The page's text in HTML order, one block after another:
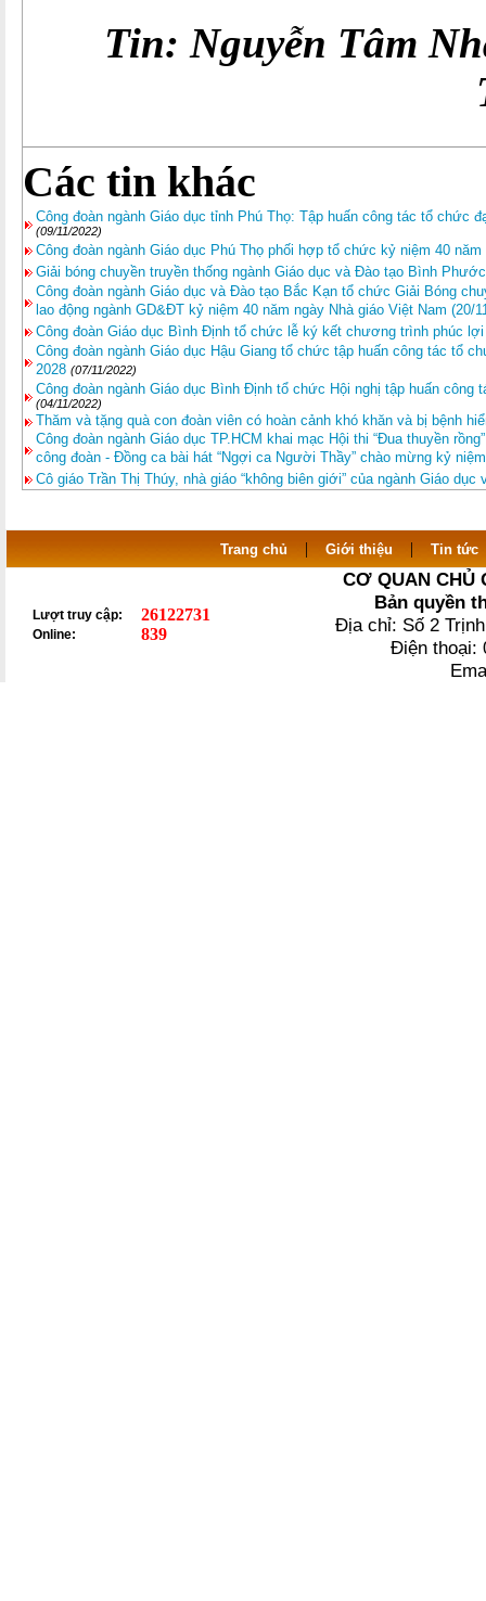
Tin: Nguyễn Tâm
Các tin khác
Công đoàn ngành Giáo dục tỉnh Phú Thọ: Tập huấn công tác tổ chức
(09/11/2022)
Công đoàn ngành Giáo dục Phú Thọ phối hợp tổ chức kỷ niệm 40
Giải bóng chuyền truyền thống ngành Giáo dục và Đào tạo Bình Phước
Công đoàn ngành Giáo dục và Đào tạo Bắc Kạn tổ chức Giải Bóng
lao động ngành GD&ĐT kỷ niệm 40 năm ngày Nhà giáo Việt Nam (20/
Công đoàn Giáo dục Bình Định tổ chức lễ ký kết chương trình phúc lợi
Công đoàn ngành Giáo dục Hậu Giang tổ chức tập huấn công tác tổ
2028 (07/11/2022)
Công đoàn ngành Giáo dục Bình Định tổ chức Hội nghị tập huấn công
(04/11/2022)
Thăm và tặng quà con đoàn viên có hoàn cảnh khó khăn và bị bệnh
Công đoàn ngành Giáo dục TP.HCM khai mạc Hội thi “Đua thuyền
công đoàn - Đồng ca bài hát “Ngợi ca Người Thầy” chào mừng kỷ
Cô giáo Trần Thị Thúy, nhà giáo “không biên giới” của ngành Giáo
Trang chủ | Giới thiệu | Tin tức
Lượt truy cập: 26122731
Online: 839
CƠ QUAN CHỦ
Bản quyền
Địa chỉ: Số 2
Điện